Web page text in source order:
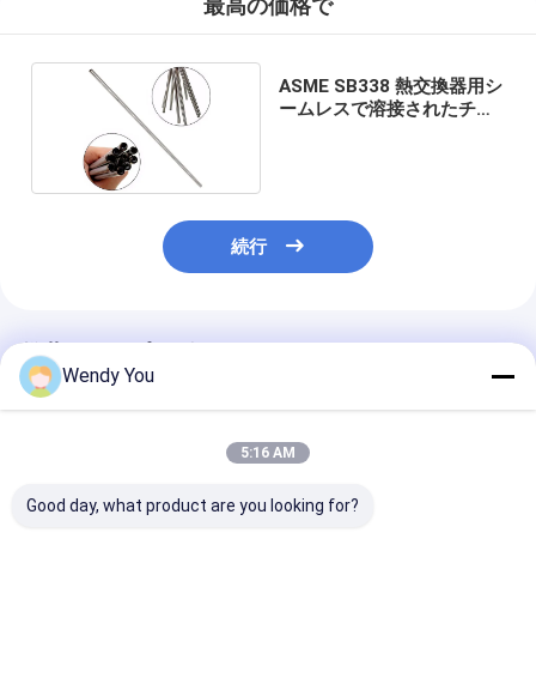
最高の価格で
ASME SB338 熱交換器用シ
ームレスで溶接されたチタ
続行
推薦されたプロダクト
Wendy You
5:16 AM
Good day, what product are you looking for?